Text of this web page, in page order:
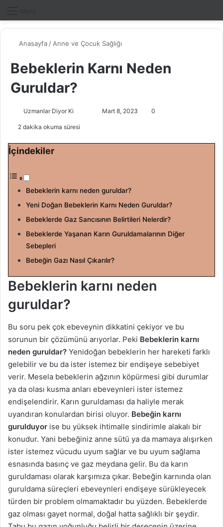
Anasayfa / Anne ve Çocuk Sağlığı
Bebeklerin Karnı Neden
Guruldar?
Uzmanlar Diyor Ki
n
X
s
t
a
g
d
e
r
k
Mart 8, 2023 0
2 dakika okuma süresi
İçindekiler
Bebeklerin karnı neden guruldar?
Yeni Doğan Bebeklerin Karnı Neden Guruldar?
Bebeklerde Gaz Sancısının Belirtileri Nelerdir?
Bebeklerde Yaşanan Karın Guruldamalarının Diğer
Sebepleri
Bebeğin Gazı Nasıl Çıkarılır?
Bebeklerin karnı neden
guruldar?
Bu soru pek çok ebeveynin dikkatini çekiyor ve bu
sorunun bir çözümünü arıyorlar. Peki Bebeklerin karnı
neden guruldar? Yenidoğan bebeklerin her hareketi farklı
gelebilir ve bu da ister istemez bir endişeye sebebiyet
verir. Mesela bebeklerin ağzının köpürmesi gibi durumlar
ya da olası kusma anları ebeveynleri ister istemez
endişelendirir. Karın guruldaması da haliyle merak
uyandıran konulardan birisi oluyor. Bebeğin karnı
gurulduyor ise bu yüksek ihtimalle sindirimle alakalı bir
konudur. Yani bebeğiniz anne sütü ya da mamaya alışırken
ister istemez vücudu uyum sağlar ve bu uyum sağlama
esnasında basınç ve gaz meydana gelir. Bu da karın
guruldaması olarak karşımıza çıkar. Bebeğin karnında olan
guruldama süreçleri ebeveynleri endişeye sürükleyecek
türden bir problem olmamaktadır bu yüzden. Bebeklerde
gaz olması gayet normal, doğal hatta sağlıklı bir şeydir.